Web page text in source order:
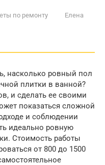
по ремонту
Елена
насколько ровный пол
плитки в ванной?
и сделать ее своими
показаться сложной
и соблюдении
идеально ровную
Стоимость работы
от 800 до 1500